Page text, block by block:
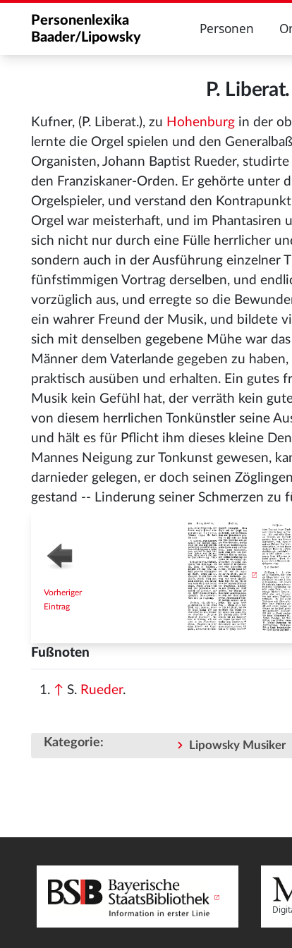
Personenlexika
Baader/Lipowsky
Personen
P.
Kufner, (P. Liberat.), zu Hohenburg in der
lernte die Orgel spielen und den
Organisten, Johann Baptist Rueder, studirte
den Franziskaner-Orden. Er gehörte unter
Orgelspieler, und verstand den
Orgel war meisterhaft, und im Phantasiren
sich nicht nur durch eine Fülle herrlicher
sondern auch in der Ausführung einzelner
fünfstimmigen Vortrag derselben, und
vorzüglich aus, und erregte so die
ein wahrer Freund der Musik, und bildete
sich mit denselben gegebene Mühe war
Männer dem Vaterlande gegeben zu
praktisch ausüben und erhalten. Ein gutes
Musik kein Gefühl hat, der verräth kein
von diesem herrlichen Tonkünstler seine
und hält es für Pflicht ihm dieses kleine
Mannes Neigung zur Tonkunst gewesen,
darnieder gelegen, er doch seinen
gestand -- Linderung seiner Schmerzen zu
Vorheriger
Eintrag
Fußnoten
↑ S. Rueder.
Kategorie: Lipowsky Musiker